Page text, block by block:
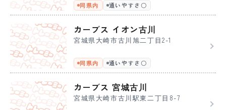
同県内 通いやすさ〇
カーブス イオン古川
宮城県大崎市古川旭二丁目2-1
同県内 通いやすさ〇
カーブス 宮城古川
宮城県大崎市古川駅東二丁目8-7